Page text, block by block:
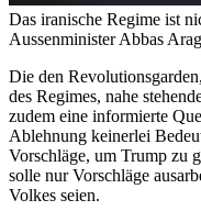
Das iranische Regime ist
Aussenminister Abbas
Die den
des Regimes, nahe
zudem eine informierte
Ablehnung keinerlei
Vorschläge, um Trump zu
solle nur Vorschläge
Volkes seien.